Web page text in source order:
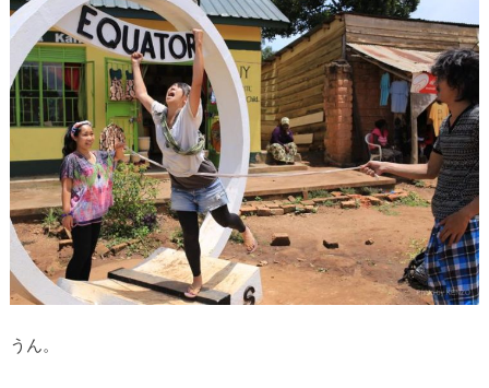
うん。